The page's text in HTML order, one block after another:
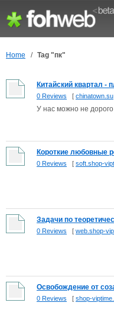
Home / Tag "пк"
Китайский квартал -
0 Reviews [ chinatown.su
У нас можно не
Короткие любовные
0 Reviews [ soft.shop-
Задачи по
0 Reviews [ web.shop-
Освобождение от
0 Reviews [ shop-